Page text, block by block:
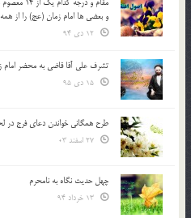
و بعضي ها امام زمان (عج) را از همه
تشرف علي آقا قاضي به محضر
طرح همگانی خواندن دعای فرج در
چهل حدیث نگاه به نامحرم